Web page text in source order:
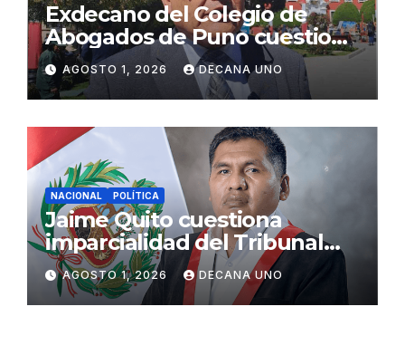
Exdecano del Colegio de
Abogados de Puno cuestiona
propuestas sobre seguridad
ciudadana
AGOSTO 1, 2026 DECANA UNO
NACIONAL POLÍTICA
Jaime Quito cuestiona
imparcialidad del Tribunal
Constitucional tras liberación
de Ollanta Humala
AGOSTO 1, 2026 DECANA UNO